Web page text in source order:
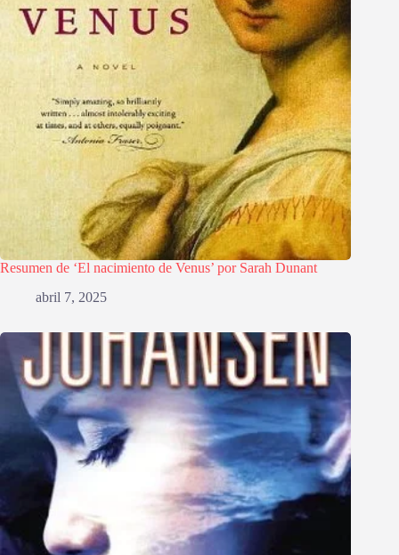
Resumen de ‘El nacimiento de Venus’ por Sarah Dunant
abril 7, 2025